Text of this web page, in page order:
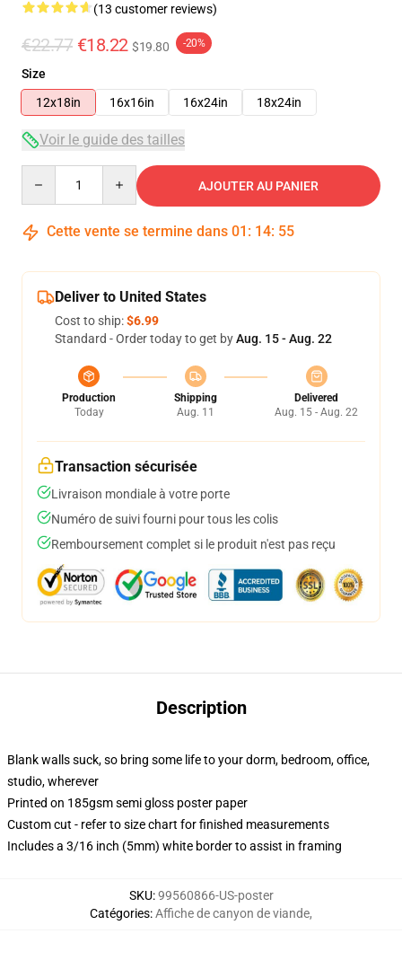
(13 customer reviews)
€22.77 €18.22 $19.80 -20%
Size
12x18in
16x16in 16x24in 18x24in
Voir le guide des tailles
AJOUTER AU PANIER
Cette vente se termine dans 01 : 14: 54
Deliver to United States
Cost to ship:$6.99
Standard - Order today to get byAug. 15 - Aug. 22
Production
Today
Shipping
Aug. 11
Delivered
Aug. 15 - Aug. 22
Transaction sécurisée
Livraison mondiale à votre porte
Numéro de suivi fourni pour tous les colis
Remboursement complet si le produit n'est pas reçu
Description
Blank walls suck, so bring some life to your dorm, bedroom, office,
studio, wherever
Printed on 185gsm semi gloss poster paper
Custom cut - refer to size chart for finished measurements
Includes a 3/16 inch (5mm) white border to assist in framing
SKU:99560866-US-poster
Catégories:Affiche de canyon de viande,